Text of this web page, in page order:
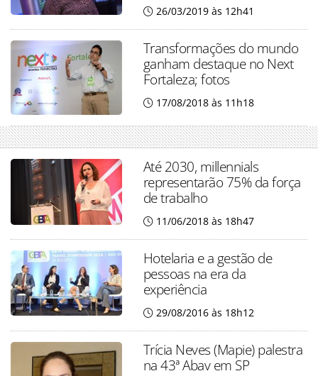
26/03/2019 às 12h41
Transformações do mundo
ganham destaque no Next
Fortaleza; fotos
17/08/2018 às 11h18
Até 2030, millennials
representarão 75% da força
de trabalho
11/06/2018 às 18h47
Hotelaria e a gestão de
pessoas na era da
experiência
29/08/2016 às 18h12
Trícia Neves (Mapie) palestra
na 43ª Abav em SP